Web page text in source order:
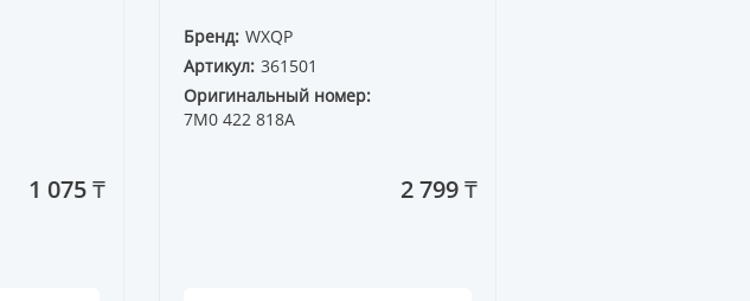
1 075 ₸
Бренд: WXQP
Артикул: 361501
Оригинальный номер:
7M0 422 818A
2 799 ₸